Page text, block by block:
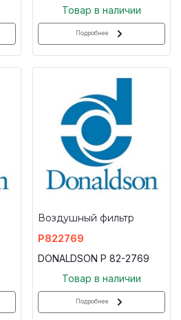
Товар в наличии
Подробнее
Воздушный фильтр
P822769
DONALDSON P 82-2769
Товар в наличии
Подробнее